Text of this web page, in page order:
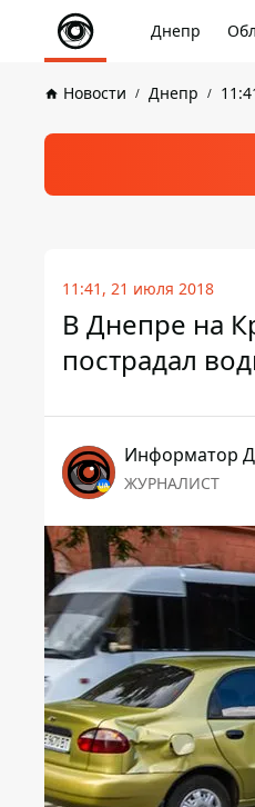
Днепр
Новости Днепр
11:41, 21 июля 2018
В Днепре на
пострадал
Информатор
ЖУРНАЛИСТ